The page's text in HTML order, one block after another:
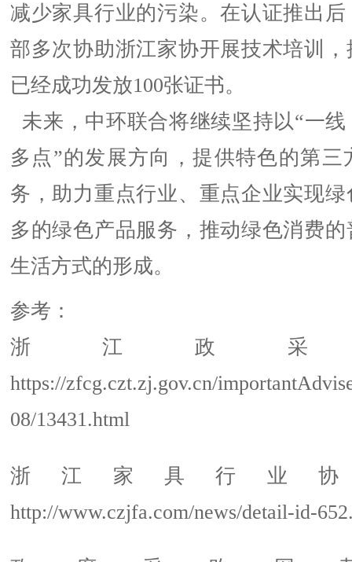
减少家具行业的污染。在认证推出
部多次协助浙江家协开展技术培训
已经成功发放100张证书。
未来，中环联合将继续坚持以“一
多点”的发展方向，提供特色的第三
务，助力重点行业、重点企业实现
多的绿色产品服务，推动绿色消费
生活方式的形成。
参考：
浙江政采
https://zfcg.czt.zj.gov.cn/
08/13431.html
浙江家具行业
http://www.czjfa.com/news/detail-id-